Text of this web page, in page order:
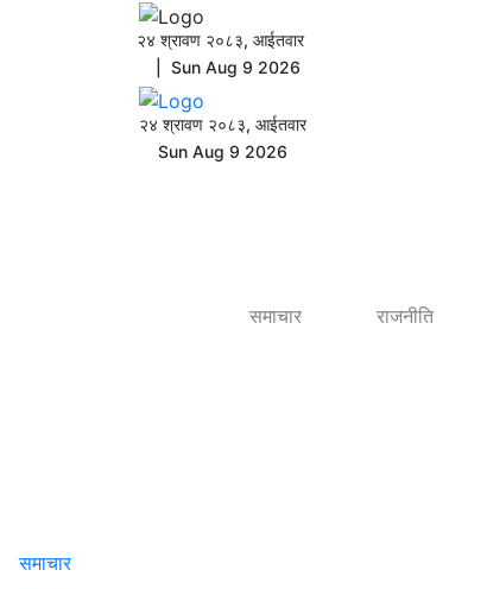
२४ श्रावण २०८३, आईतवार
| Sun Aug 9 2026
२४ श्रावण २०८३, आईतवार
Sun Aug 9 2026
समाचार राजनीति
समाचार